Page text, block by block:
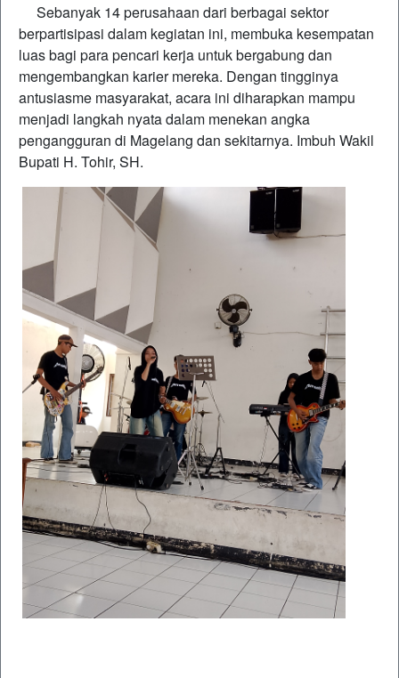
Sebanyak 14 perusahaan dari berbagai sektor
berpartisipasi dalam kegiatan ini, membuka kesempatan
luas bagi para pencari kerja untuk bergabung dan
mengembangkan karier mereka. Dengan tingginya
antusiasme masyarakat, acara ini diharapkan mampu
menjadi langkah nyata dalam menekan angka
pengangguran di Magelang dan sekitarnya. Imbuh Wakil
Bupati H. Tohir, SH.